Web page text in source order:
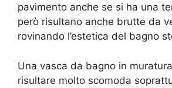
pavimento anche se si ha una
però risultano anche brutte da
rovinando l’estetica del bagno
Una vasca da bagno in
risultare molto scomoda